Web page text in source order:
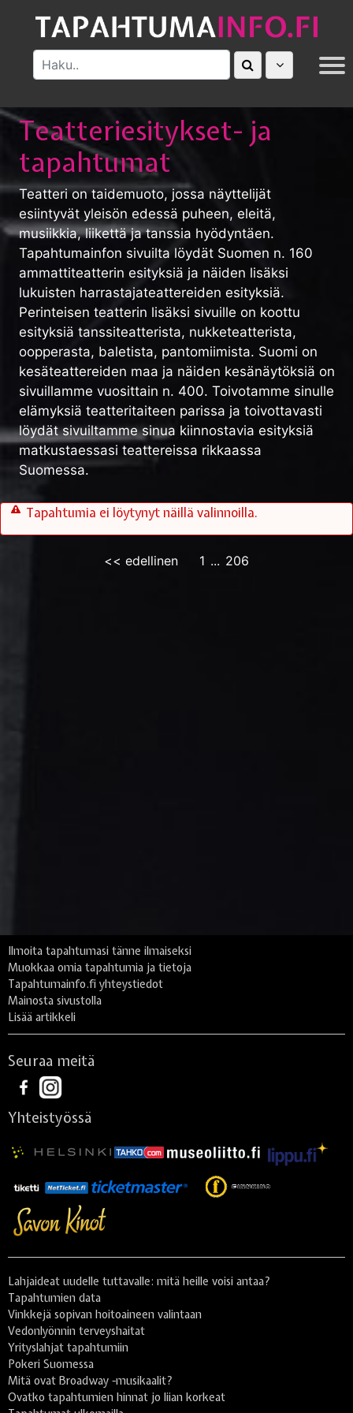
MUUT
Teatteriesitykset- ja
tapahtumat
Teatteri on taidemuoto, jossa näyttelijät
esiintyvät yleisön edessä puheen, eleitä,
musiikkia, liikettä ja tanssia hyödyntäen.
Tapahtumainfon sivuilta löydät Suomen n. 160
ammattiteatterin esityksiä ja näiden lisäksi
lukuisten harrastajateattereiden esityksiä.
Perinteisen teatterin lisäksi sivuille on koottu
esityksiä tanssiteatterista, nukketeatterista,
oopperasta, baletista, pantomiimista. Suomi on
kesäteattereiden maa ja näiden kesänäytöksiä on
sivuillamme vuosittain n. 400. Toivotamme sinulle
elämyksiä teatteritaiteen parissa ja toivottavasti
löydät sivuiltamme sinua kiinnostavia esityksiä
matkustaessasi teattereissa rikkaassa
Suomessa.
Tapahtumia ei löytynyt näillä valinnoilla.
<< edellinen 1 ... 206
Ilmoita tapahtumasi tänne ilmaiseksi
Muokkaa omia tapahtumia ja tietoja
Tapahtumainfo.fi yhteystiedot
Mainosta sivustolla
Lisää artikkeli
Seuraa meitä
Yhteistyössä
Lahjaideat uudelle tuttavalle: mitä heille voisi antaa?
Tapahtumien data
Vinkkejä sopivan hoitoaineen valintaan
Vedonlyönnin terveyshaitat
Yrityslahjat tapahtumiin
Pokeri Suomessa
Mitä ovat Broadway -musikaalit?
Ovatko tapahtumien hinnat jo liian korkeat